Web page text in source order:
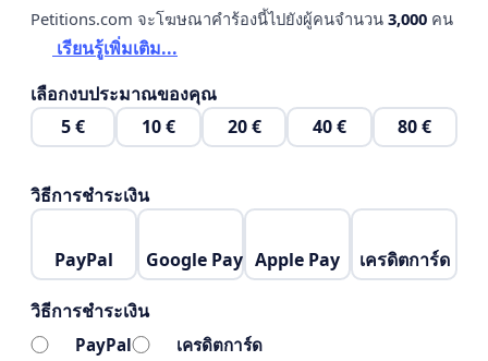
5. A Rokkantsági járadék és a Fogyatékossági
támogatás minimálbér szintre emelését, hogy az
autista és más fogyatékossággal élő emberek ne
nyomorban, hanem emberhez méltó körülmények
között élhessenek.
🙏 Csatlakozz te is!
Ne hagyjuk, hogy a felnőtt autisták láthatatlanok
maradjanak a rendszer számára!
Petitions.com จะโฆษณาคำร้องนี้ไปยังผู้คนจำนวน 3,000 คน
เรียนรู้เพิ่มเติม...
เลือกงบประมาณของคุณ
5 €
10 € 20 € 40 € 80 €
วิธีการชำระเงิน
PayPal Google Pay Apple Pay เครดิตการ์ด
วิธีการชำระเงิน
PayPal เครดิตการ์ด